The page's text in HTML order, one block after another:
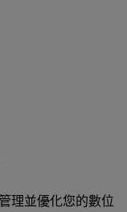
理並優化您的數位